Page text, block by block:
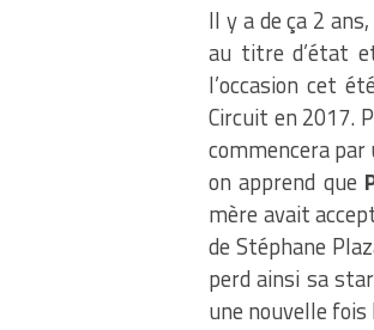
Il y a de ça 2
au titre d’état
l’occasion cet
Circuit en 2017.
commencera
on apprend que
mère avait
de Stéphane
perd ainsi sa
une nouvelle